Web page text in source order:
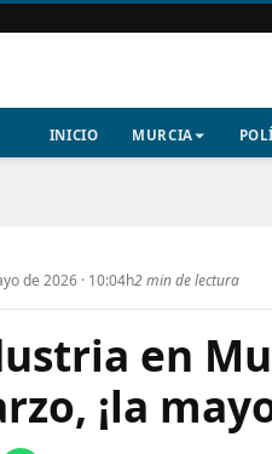
INICIO MURCIA
de 2026 · 10:04h2 min de lectura
en
¡la